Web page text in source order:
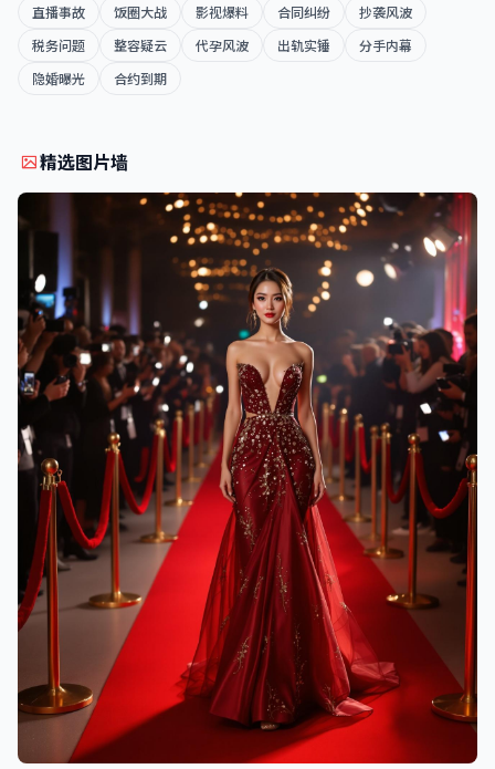
直播事故
饭圈大战 影视爆料 合同纠纷
抄袭风波
税务问题
整容疑云 代孕风波 出轨实锤
分手内幕
隐婚曝光
合约到期
精选图片墙